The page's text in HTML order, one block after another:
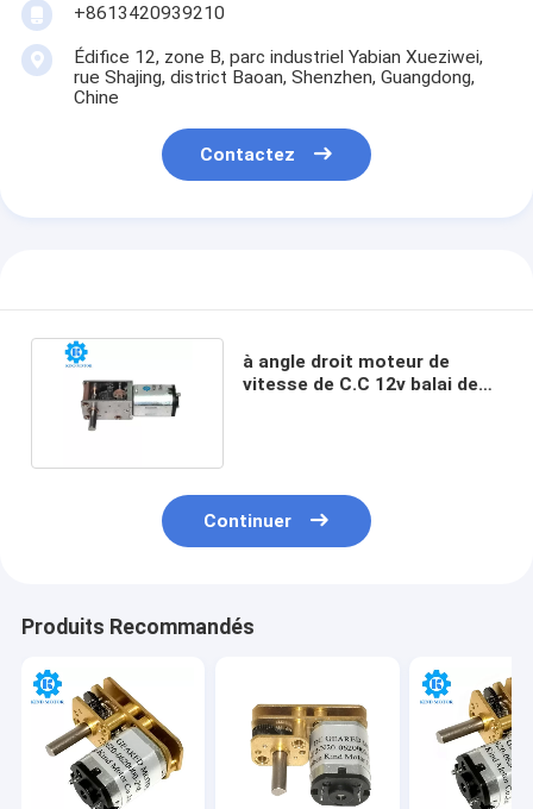
+8613420939210
Édifice 12, zone B, parc industriel Yabian Xueziwei,
rue Shajing, district Baoan, Shenzhen, Guangdong,
Chine
Contactez
à angle droit moteur de
vitesse de C.C 12v balai de
Continuer
Produits Recommandés